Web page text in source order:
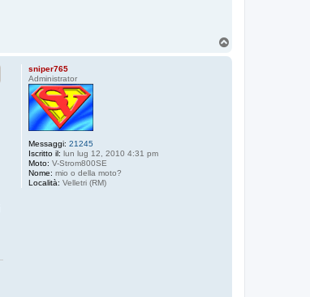
sniper765
Administrator
Messaggi: 21245
Iscritto il: lun lug 12, 2010 4:31 pm
Moto: V-Strom800SE
Nome: mio o della moto?
Località: Velletri (RM)